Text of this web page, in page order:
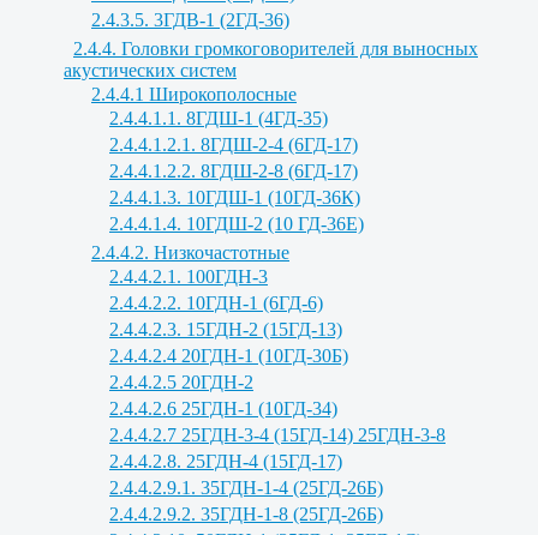
2.4.3.5. 3ГДВ-1 (2ГД-36)
2.4.4. Головки громкоговорителей для выносных
акустических систем
2.4.4.1 Широкополосные
2.4.4.1.1. 8ГДШ-1 (4ГД-35)
2.4.4.1.2.1. 8ГДШ-2-4 (6ГД-17)
2.4.4.1.2.2. 8ГДШ-2-8 (6ГД-17)
2.4.4.1.3. 10ГДШ-1 (10ГД-36К)
2.4.4.1.4. 10ГДШ-2 (10 ГД-36Е)
2.4.4.2. Низкочастотные
2.4.4.2.1. 100ГДН-3
2.4.4.2.2. 10ГДН-1 (6ГД-6)
2.4.4.2.3. 15ГДН-2 (15ГД-13)
2.4.4.2.4 20ГДН-1 (10ГД-30Б)
2.4.4.2.5 20ГДН-2
2.4.4.2.6 25ГДН-1 (10ГД-34)
2.4.4.2.7 25ГДН-3-4 (15ГД-14) 25ГДН-3-8
2.4.4.2.8. 25ГДН-4 (15ГД-17)
2.4.4.2.9.1. 35ГДН-1-4 (25ГД-26Б)
2.4.4.2.9.2. 35ГДН-1-8 (25ГД-26Б)